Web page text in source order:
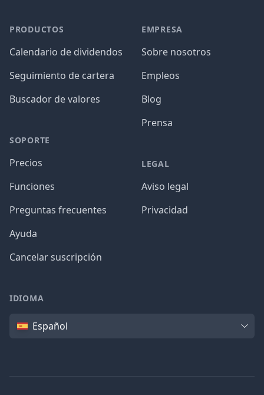
PRODUCTOS
Calendario de dividendos
Seguimiento de cartera
Buscador de valores
SOPORTE
Precios
Funciones
Preguntas frecuentes
Ayuda
Cancelar suscripción
EMPRESA
Sobre nosotros
Empleos
Blog
Prensa
LEGAL
Aviso legal
Privacidad
IDIOMA
IdiomaEspañol